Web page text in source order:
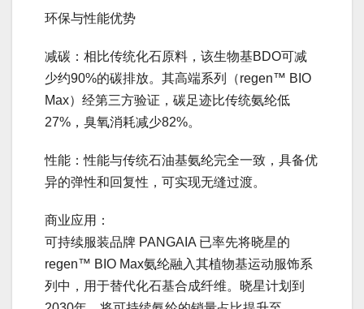
环保与性能优势
减碳：相比传统化石原料，该生物基BDO可减
少约90%的碳排放。其高端系列（regen™ BIO
Max）经第三方验证，碳足迹比传统氨纶低
27%，臭氧消耗减少82%。
性能：性能与传统石油基氨纶完全一致，具备优
异的弹性和回复性，可实现无缝过渡。
商业应用：
可持续服装品牌 PANGAIA 已率先将晓星的
regen™ BIO Max氨纶融入其植物基运动服饰系
列中，用于替代化石基合成纤维。晓星计划到